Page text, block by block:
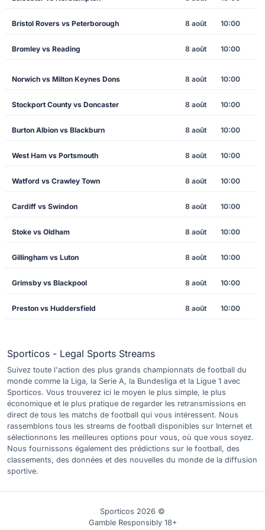
Bristol Rovers vs Peterborough 8 août 10:00
Bromley vs Reading 8 août 10:00
Norwich vs Milton Keynes Dons 8 août 10:00
Stockport County vs Doncaster 8 août 10:00
Burton Albion vs Blackburn 8 août 10:00
West Ham vs Portsmouth 8 août 10:00
Watford vs Crawley Town 8 août 10:00
Cardiff vs Swindon 8 août 10:00
Stoke vs Oldham 8 août 10:00
Gillingham vs Luton 8 août 10:00
Grimsby vs Blackpool 8 août 10:00
Preston vs Huddersfield 8 août 10:00
Sporticos - Legal Sports Streams
Suivez toute l'action des plus grands championnats de football du
monde comme la Liga, la Serie A, la Bundesliga et la Ligue 1 avec
Sporticos. Vous trouverez ici le moyen le plus simple, le plus
économique et le plus pratique de regarder les retransmissions en
direct de tous les matchs de football qui vous intéressent. Nous
rassemblons tous les streams de football disponibles sur Internet et
sélectionnons les meilleures options pour vous, où que vous soyez.
Nous fournissons également des prédictions sur le football, des
classements, des données et des nouvelles du monde de la diffusion
sportive.
Sporticos 2026 ©
Gamble Responsibly 18+